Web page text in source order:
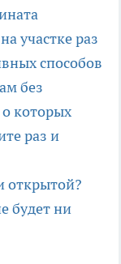
участке раз
способов
без
которых
раз и
открытой?
будет ни